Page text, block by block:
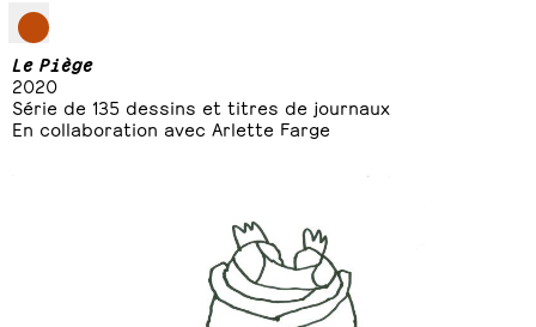
Le Piège
2020
Série de 135 dessins et titres de journaux
En collaboration avec Arlette Farge